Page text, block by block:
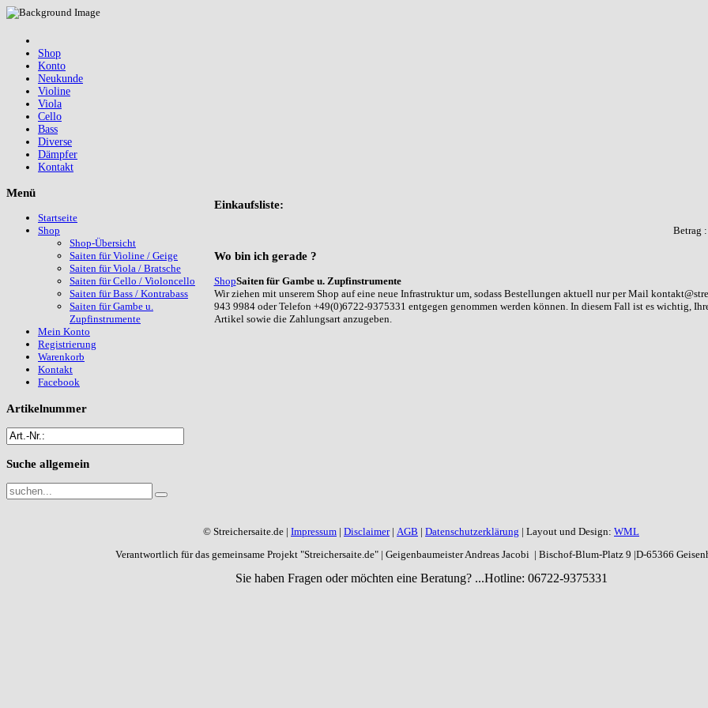
Shop
Konto
Neukunde
Violine
Viola
Cello
Bass
Diverse
Dämpfer
Kontakt
Einkaufsliste:
Betrag :
Wo bin ich gerade ?
ShopSaiten für Gambe u. Zupfinstrumente
Wir ziehen mit unserem Shop auf eine neue Infrastruktur um, sodass Bestellungen aktuell nur per Mail
943 9984 oder Telefon +49(0)6722-9375331 entgegen genommen werden können. In diesem Fall ist es wichtig,
Artikel sowie die Zahlungsart anzugeben.
Menü
Startseite
Shop
Shop-Übersicht
Saiten für Violine / Geige
Saiten für Viola / Bratsche
Saiten für Cello / Violoncello
Saiten für Bass / Kontrabass
Saiten für Gambe u.
Zupfinstrumente
Mein Konto
Registrierung
Warenkorb
Kontakt
Facebook
Artikelnummer
Suche allgemein
© Streichersaite.de | Impressum | Disclaimer| AGB | Datenschutzerklärung | Layout und Design: WML
Verantwortlich für das gemeinsame Projekt "Streichersaite.de" | Geigenbaumeister Andreas Jacobi | Bischof-Blum-Platz 9 |D-65366
Sie haben Fragen oder möchten eine Beratung? ...Hotline: 06722-9375331